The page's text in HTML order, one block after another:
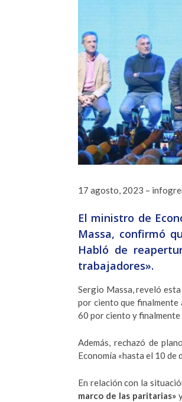
17 agosto, 2023 –
El ministro de
Massa, confirmó
Habló de
trabajadores».
Sergio Massa, reveló
por ciento que finalmente
60 por ciento y
Además, rechazó de
Economía «hasta el 10 de
En relación con la
marco de las paritarias»